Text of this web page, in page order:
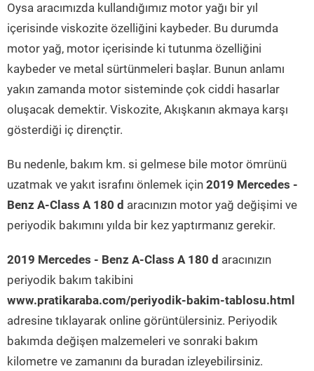
Oysa aracımızda kullandığımız motor yağı bir yıl
içerisinde viskozite özelliğini kaybeder. Bu durumda
motor yağ, motor içerisinde ki tutunma özelliğini
kaybeder ve metal sürtünmeleri başlar. Bunun anlamı
yakın zamanda motor sisteminde çok ciddi hasarlar
oluşacak demektir. Viskozite, Akışkanın akmaya karşı
gösterdiği iç dirençtir.
Bu nedenle, bakım km. si gelmese bile motor ömrünü
uzatmak ve yakıt israfını önlemek için 2019 Mercedes -
Benz A-Class A 180 d aracınızın motor yağ değişimi ve
periyodik bakımını yılda bir kez yaptırmanız gerekir.
2019 Mercedes - Benz A-Class A 180 d aracınızın
periyodik bakım takibini
www.pratikaraba.com/periyodik-bakim-tablosu.html
adresine tıklayarak online görüntülersiniz. Periyodik
bakımda değişen malzemeleri ve sonraki bakım
kilometre ve zamanını da buradan izleyebilirsiniz.